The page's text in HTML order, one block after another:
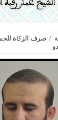
/ صرف الزكاة